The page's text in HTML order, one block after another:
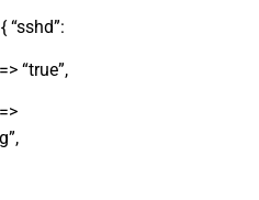
“sshd”:
“true”,